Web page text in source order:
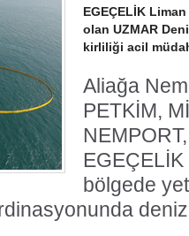
EGEÇELİK
olan UZMAR
kirliliği acil
Aliağa
PETKİM,
bölgede